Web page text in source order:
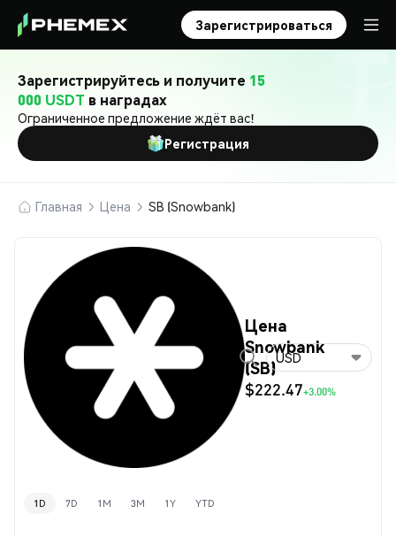
Зарегистрироваться
Зарегистрируйтесь и получите 15
000 USDT в наградах
Ограниченное предложение ждёт вас!
Регистрация
Главная Цена SB (Snowbank)
Цена
Snowbank
(SB)
$222.47+3.00%
USD
1D 7D 1M 3M 1Y YTD